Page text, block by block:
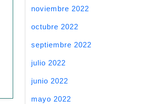
noviembre 2022
octubre 2022
septiembre 2022
julio 2022
junio 2022
mayo 2022